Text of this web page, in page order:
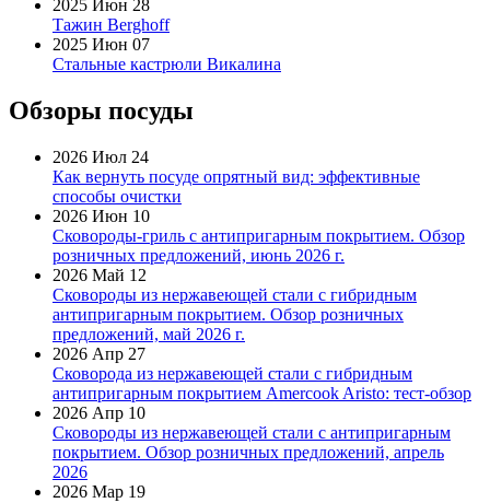
2025 Июн 28
Тажин Berghoff
2025 Июн 07
Стальные кастрюли Викалина
Обзоры посуды
2026 Июл 24
Как вернуть посуде опрятный вид: эффективные
способы очистки
2026 Июн 10
Сковороды-гриль с антипригарным покрытием. Обзор
розничных предложений, июнь 2026 г.
2026 Май 12
Сковороды из нержавеющей стали с гибридным
антипригарным покрытием. Обзор розничных
предложений, май 2026 г.
2026 Апр 27
Сковорода из нержавеющей стали с гибридным
антипригарным покрытием Amercook Aristo: тест-обзор
2026 Апр 10
Сковороды из нержавеющей стали с антипригарным
покрытием. Обзор розничных предложений, апрель
2026
2026 Мар 19